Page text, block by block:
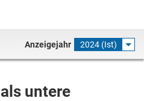
Anzeigejahr 2024 (Ist)
untere